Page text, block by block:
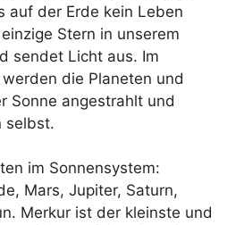
auf der Erde kein Leben
Stern in unserem
sendet Licht aus. Im
die Planeten und
Sonne angestrahlt und
selbst.
im Sonnensystem:
Mars, Jupiter, Saturn,
Merkur ist der kleinste und